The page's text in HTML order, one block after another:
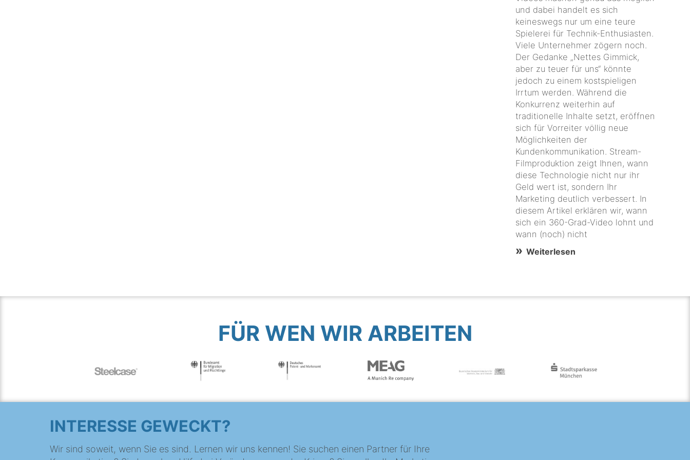
und dabei handelt es sich
keineswegs nur um eine teure
Spielerei für Technik-Enthusiasten.
Viele Unternehmer zögern noch.
Der Gedanke „Nettes Gimmick,
aber zu teuer für uns“ könnte
jedoch zu einem kostspieligen
Irrtum werden. Während die
Konkurrenz weiterhin auf
traditionelle Inhalte setzt, eröffnen
sich für Vorreiter völlig neue
Möglichkeiten der
Kundenkommunikation. Stream-
Filmproduktion zeigt Ihnen, wann
diese Technologie nicht nur ihr
Geld wert ist, sondern Ihr
Marketing deutlich verbessert. In
diesem Artikel erklären wir, wann
sich ein 360-Grad-Video lohnt und
wann (noch) nicht
Weiterlesen
FÜR WEN WIR ARBEITEN
INTERESSE GEWECKT?
Wir sind soweit, wenn Sie es sind. Lernen wir uns kennen! Sie suchen einen Partner für Ihre